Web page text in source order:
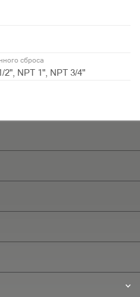
сброса
2", NPT 1", NPT 3/4"